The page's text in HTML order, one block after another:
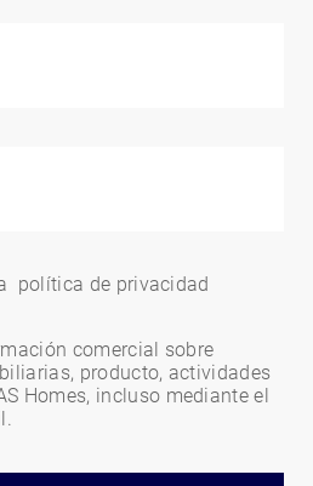
política de privacidad
comercial sobre
producto, actividades
Homes, incluso mediante el